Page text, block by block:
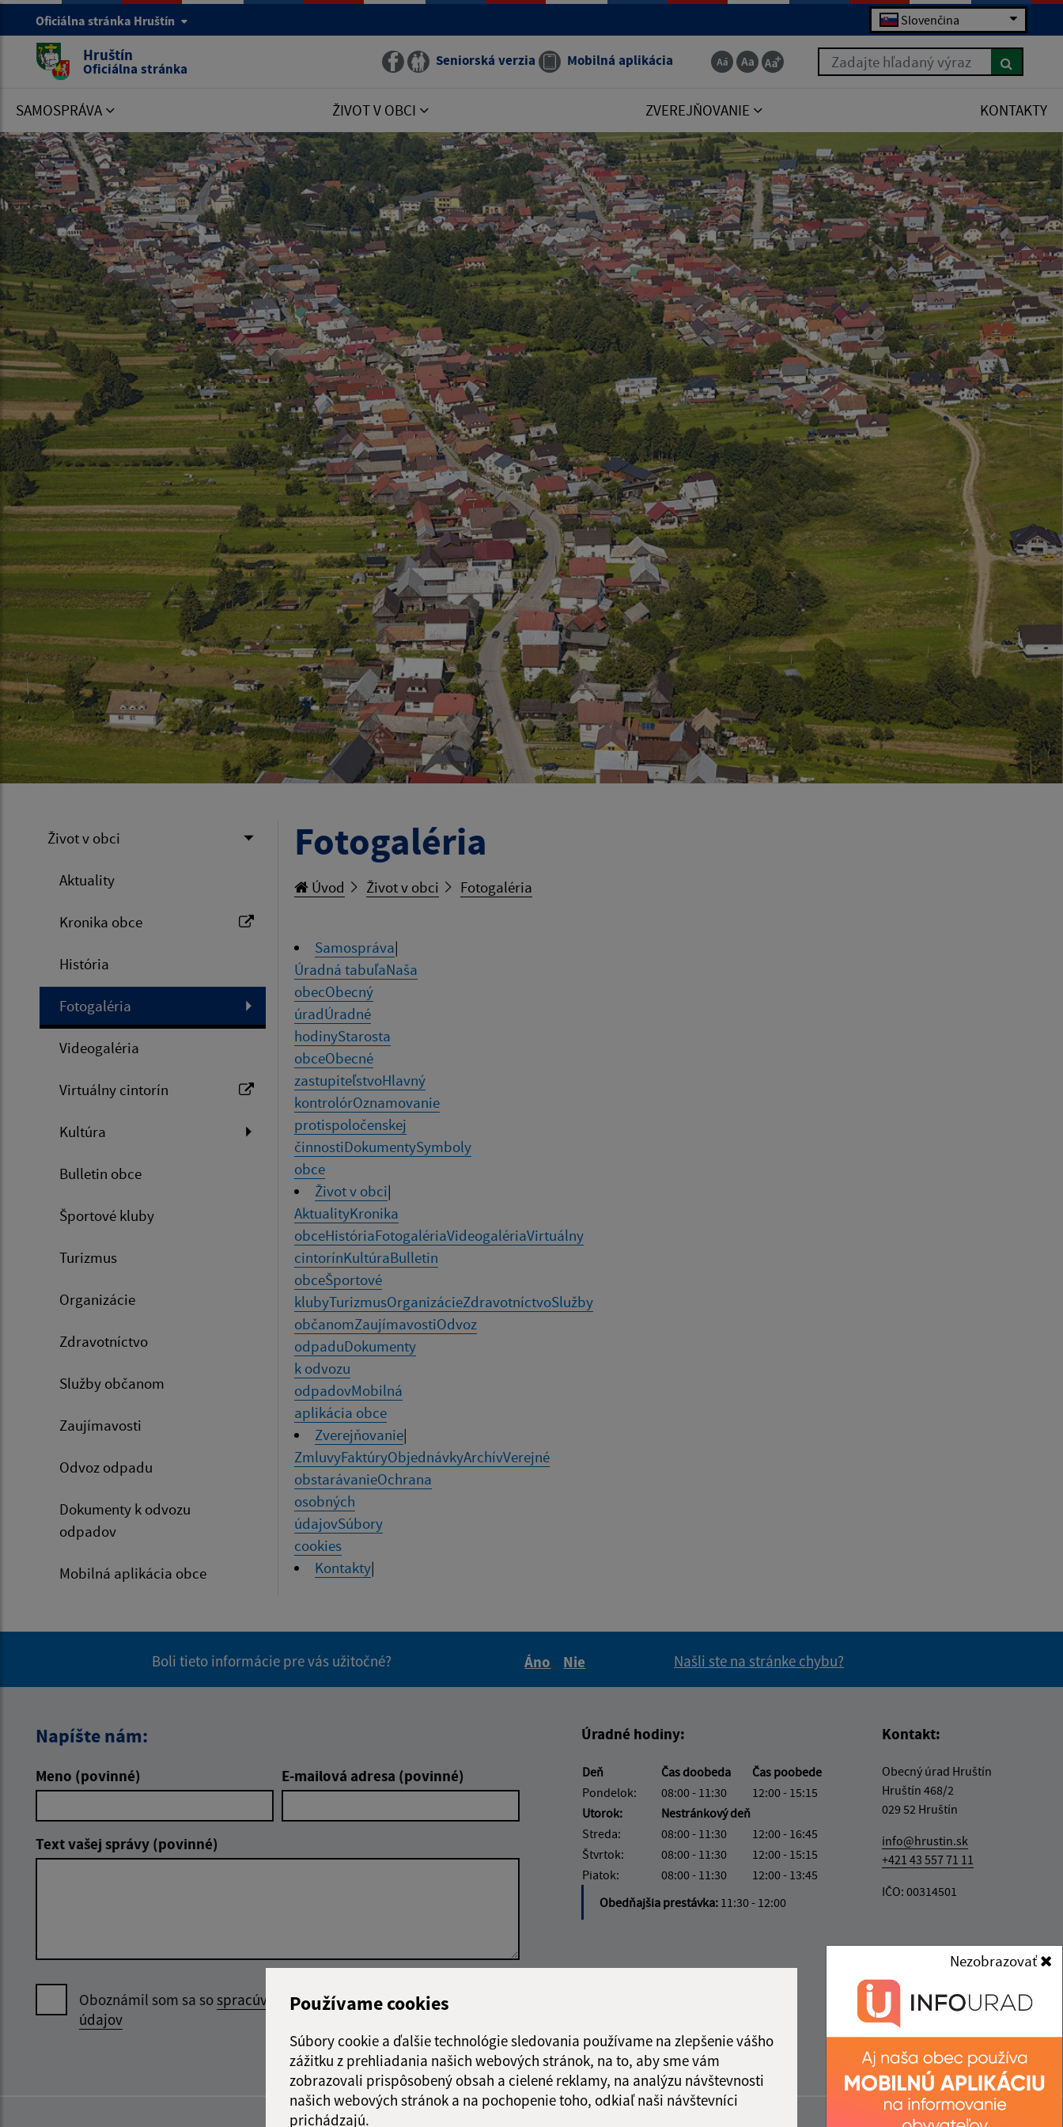
Používame cookies
Súbory cookie a ďalšie technológie sledovania používame na zlepšenie vášho
zážitku z prehliadania našich webových stránok, na to, aby sme vám
zobrazovali prispôsobený obsah a cielené reklamy, na analýzu návštevnosti
našich webových stránok a na pochopenie toho, odkiaľ naši návštevníci
prichádzajú.
Nezobrazovať
Oficiálna stránka Hruštín Slovenčina
Hruštín
Oficiálna stránka Seniorská verzia Mobilná aplikácia Zadajte hľadaný výraz
SAMOSPRÁVA ŽIVOT V OBCI ZVEREJŇOVANIE KONTAKTY
Život v obci
Aktuality
Kronika obce
História
Fotogaléria
Videogaléria
Virtuálny cintorín
Kultúra
Bulletin obce
Športové kluby
Turizmus
Organizácie
Zdravotníctvo
Služby občanom
Zaujímavosti
Odvoz odpadu
Dokumenty k odvozu
odpadov
Mobilná aplikácia obce
Fotogaléria
Úvod Život v obci Fotogaléria
Samospráva|
Úradná tabuľaNaša
obecObecný
úradÚradné
hodinyStarosta
obceObecné
zastupiteľstvoHlavný
kontrolórOznamovanie
protispoločenskej
činnostiDokumentySymboly
obce
Život v obci|
AktualityKronika
obceHistóriaFotogalériaVideogalériaVirtuálny
cintorínKultúraBulletin
obceŠportové
klubyTurizmusOrganizácieZdravotníctvoSlužby
občanomZaujímavostiOdvoz
odpaduDokumenty
k odvozu
odpadovMobilná
aplikácia obce
Zverejňovanie|
ZmluvyFaktúryObjednávkyArchívVerejné
obstarávanieOchrana
osobných
údajovSúbory
cookies
Kontakty|
Boli tieto informácie pre vás užitočné?
Áno
Nie
Našli ste na stránke chybu?
Napíšte nám:
Meno (povinné) E-mailová adresa (povinné)
Text vašej správy (povinné)
Oboznámil som sa sospracúvaním osobných
údajov
Google reCaptcha Response
Odoslať
správu
Úradné hodiny:
Deň Čas doobeda
Čas poobede
Pondelok:
08:00 - 11:30
12:00 - 15:15
Utorok:
Nestránkový deň
Streda:
08:00 - 11:30
12:00 - 16:45
Štvrtok:
08:00 - 11:30
12:00 - 15:15
Piatok:
08:00 - 11:30
12:00 - 13:45
Obedňajšia prestávka: 11:30 - 12:00
Kontakt:
Obecný úrad Hruštín
Hruštín 468/2
029 52 Hruštín
info@hrustin.sk
+421 43 557 71 11
IČO: 00314501